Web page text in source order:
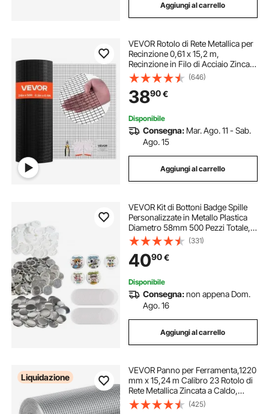
Aggiungi al carrello
VEVOR Rotolo di Rete Metallica per
Recinzione 0,61 x 15,2 m,
Recinzione in Filo di Acciaio Zincato
da 1,06 mm per Bovini, Suini e
Pecore, per Recinti per Animali, Filo
per Gabbie, Giardino
(646)
3890€
Disponibile
Consegna: Mar. Ago. 11 - Sab.
Ago. 15
Aggiungi al carrello
VEVOR Kit di Bottoni Badge Spille
Personalizzate in Metallo Plastica
Diametro 58mm 500 Pezzi Totale,
Accessori di Badge Spille 500Pz,
SOLO ACCESSORI SENZA
MACCHINA
(331)
4090€
Disponibile
Consegna:non appena Dom.
Ago. 16
Aggiungi al carrello
Liquidazione
VEVOR Panno per Ferramenta,1220
mm x 15,24 m Calibro 23 Rotolo di
Rete Metallica Zincata a Caldo,
Recinzione in Filo Metallico per
Polli, Rete Metallica per Gabbie per
(425)